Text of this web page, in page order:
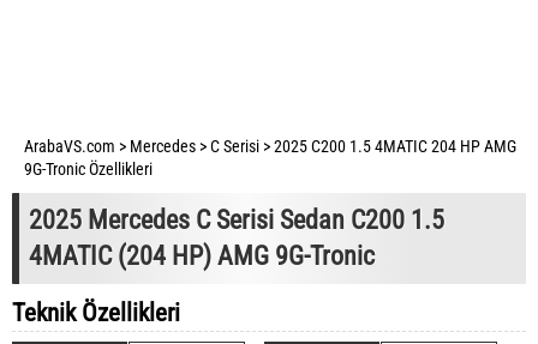
ArabaVS.com > Mercedes >C Serisi >2025 C200 1.5 4MATIC 204 HP AMG
9G-Tronic Özellikleri
2025 Mercedes C Serisi Sedan C200 1.5
4MATIC (204 HP) AMG 9G-Tronic
Teknik Özellikleri